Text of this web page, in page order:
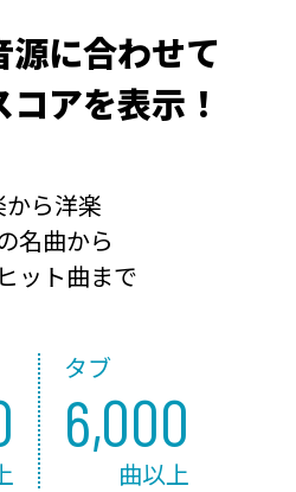
源に合わせて
アを表示！
から洋楽
名曲から
ット曲まで
タブ
6,000
曲以上